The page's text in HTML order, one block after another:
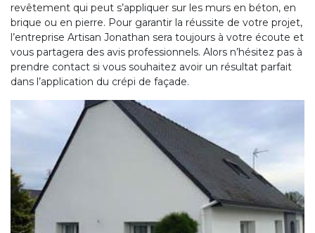
revêtement qui peut s’appliquer sur les murs en béton, en
brique ou en pierre. Pour garantir la réussite de votre projet,
l’entreprise Artisan Jonathan sera toujours à votre écoute et
vous partagera des avis professionnels. Alors n’hésitez pas à
prendre contact si vous souhaitez avoir un résultat parfait
dans l’application du crépi de façade.